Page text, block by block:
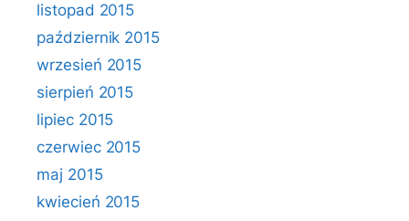
listopad 2015
październik 2015
wrzesień 2015
sierpień 2015
lipiec 2015
czerwiec 2015
maj 2015
kwiecień 2015